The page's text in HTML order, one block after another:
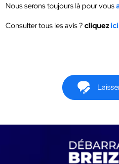
Nous serons toujours là pour vous
Consulter tous les avis ?cliquezici